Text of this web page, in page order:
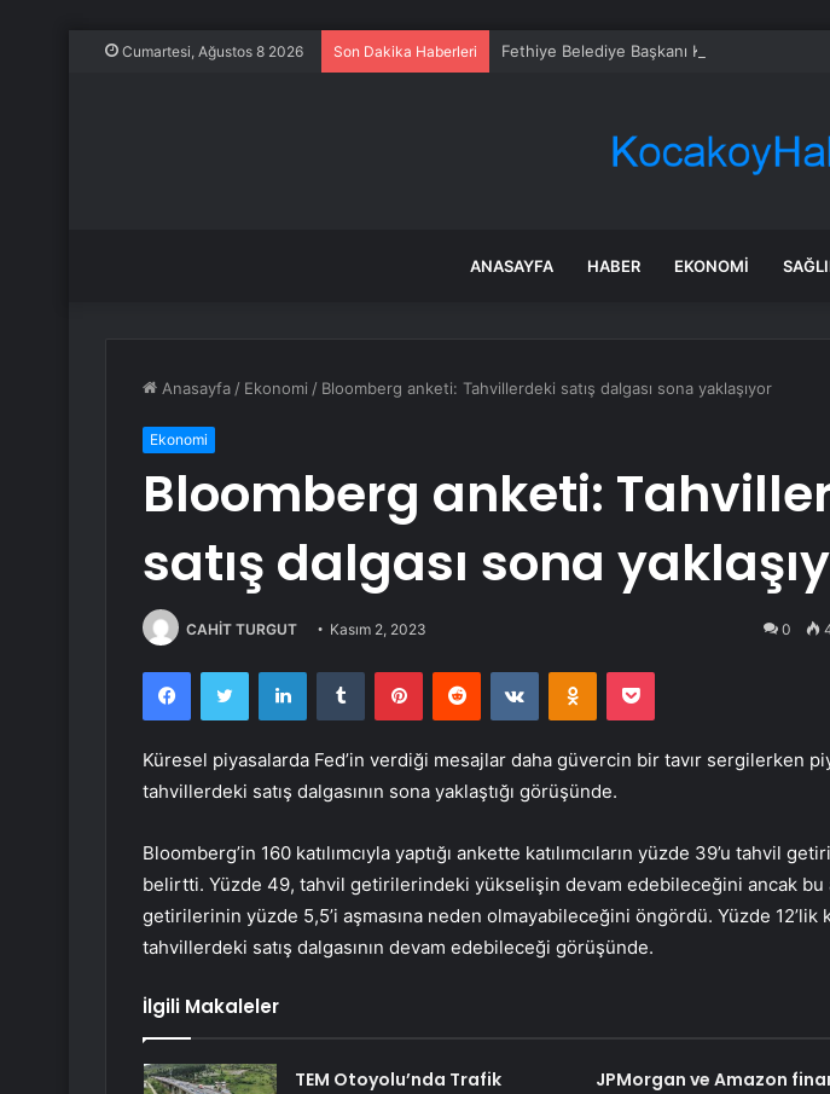
Cumartesi, Ağustos 8 2026 Son Dakika Haberleri Fethiye Belediye Başkanı Karaca’ya saldırıda
ANASAYFA HABER EKONOMI
Anasayfa / Ekonomi / Bloomberg anketi: Tahvillerdeki satış dalgası sona yaklaşıyor
Ekonomi
Bloomberg anketi:
satış dalgası sona
CAHİT TURGUT Kasım 2, 2023 0
FacebookTwitter LinkedInTumblr PinterestReddit VKontakteOdnoklassniki
Pocket
Küresel piyasalarda Fed’in verdiği mesajlar daha güvercin bir tavır sergilerken
tahvillerdeki satış dalgasının sona yaklaştığı görüşünde.
Bloomberg’in 160 katılımcıyla yaptığı ankette katılımcıların yüzde 39’u tahvil
belirtti. Yüzde 49, tahvil getirilerindeki yükselişin devam edebileceğini ancak bu
getirilerinin yüzde 5,5’i aşmasına neden olmayabileceğini öngördü. Yüzde 12’lik
tahvillerdeki satış dalgasının devam edebileceği görüşünde.
İlgili Makaleler
TEM Otoyolu’nda Trafik
JPMorgan ve Amazon